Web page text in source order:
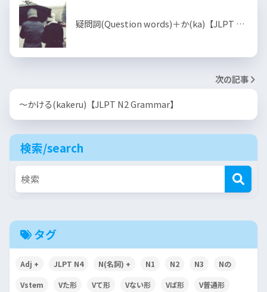
疑問詞(Question words)＋か(ka)【JLPT …
次の記事
～かける(kakeru)【JLPT N2 Grammar】
検索/search
タグ
Adj + JLPT N4 N(名詞) + N1 N2 N3 Nの
Vstem Vた形 Vて形 Vない形 Vば形 V普通形